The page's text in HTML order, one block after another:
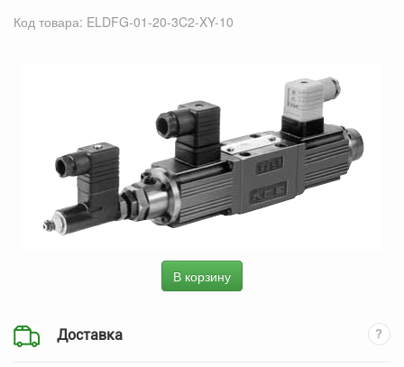
Код товара: ELDFG-01-20-3C2-XY-10
В корзину
Доставка